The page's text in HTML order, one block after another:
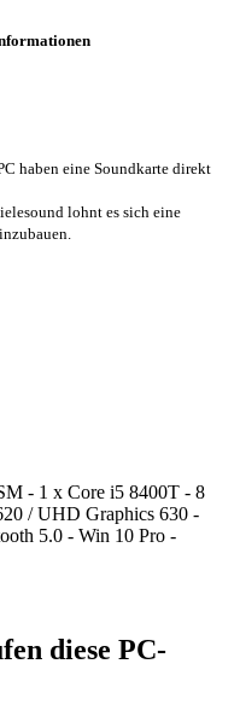
haben eine Soundkarte direkt
lohnt es sich eine
- 1 x Core i5 8400T - 8
/ UHD Graphics 630 -
5.0 - Win 10 Pro -
diese PC-